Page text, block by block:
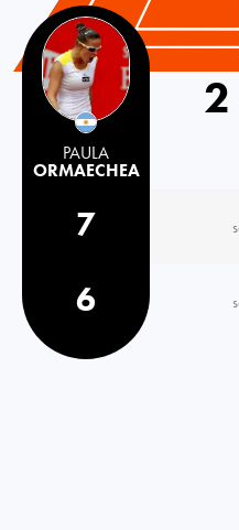
Argentina
PAULA
ORMAECHEA
2
7
6